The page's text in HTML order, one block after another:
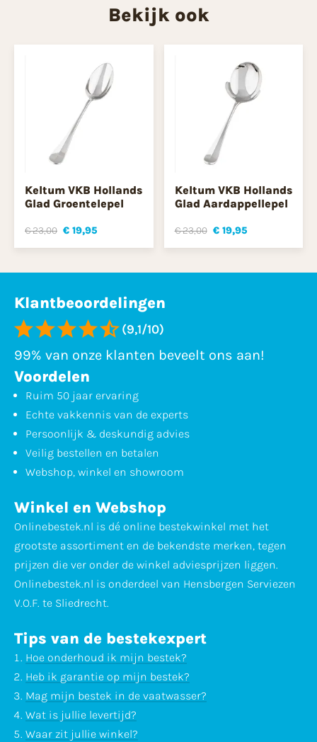
Bekijk ook
Keltum VKB Hollands
Glad Groentelepel
€ 23,00 € 19,95
Keltum VKB Hollands
Glad Aardappellepel
€ 23,00 € 19,95
Klantbeoordelingen
(9,1/10)
99% van onze klanten beveelt ons aan!
Voordelen
Ruim 50 jaar ervaring
Echte vakkennis van de experts
Persoonlijk & deskundig advies
Veilig bestellen en betalen
Webshop, winkel en showroom
Winkel en Webshop
Onlinebestek.nl is dé online bestekwinkel met het
grootste assortiment en de bekendste merken, tegen
prijzen die ver onder de winkel adviesprijzen liggen.
Onlinebestek.nl is onderdeel van Hensbergen Serviezen
V.O.F. te Sliedrecht.
Tips van de bestekexpert
Hoe onderhoud ik mijn bestek?
Heb ik garantie op mijn bestek?
Mag mijn bestek in de vaatwasser?
Wat is jullie levertijd?
Waar zit jullie winkel?